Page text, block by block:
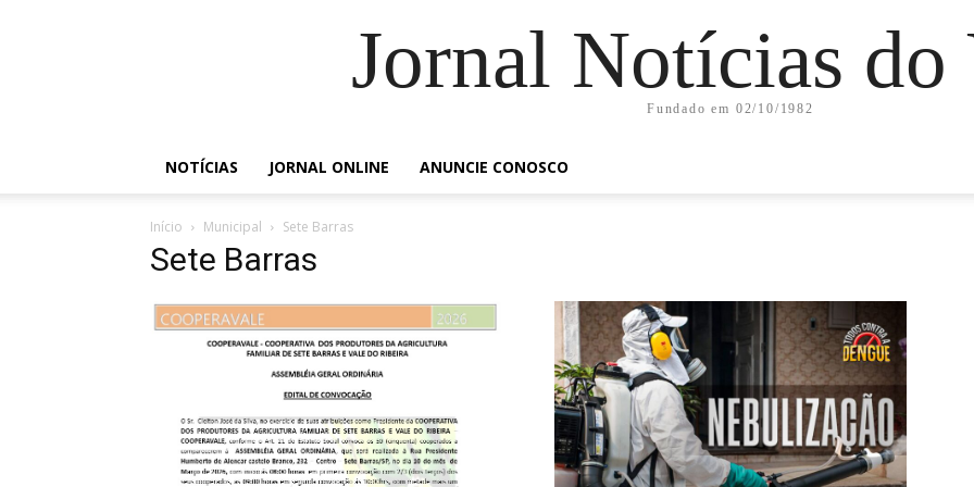
Jornal Notícias do
Fundado em 02/10/1982
NOTÍCIAS JORNAL ONLINE ANUNCIE CONOSCO
Início Municipal Sete Barras
Sete Barras